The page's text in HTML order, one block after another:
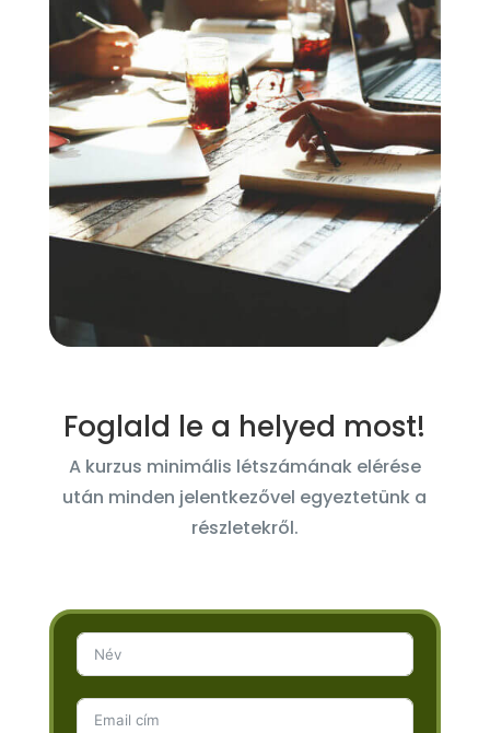
Foglald le a helyed most!
A kurzus minimális létszámának elérése
után minden jelentkezővel egyeztetünk a
részletekről.